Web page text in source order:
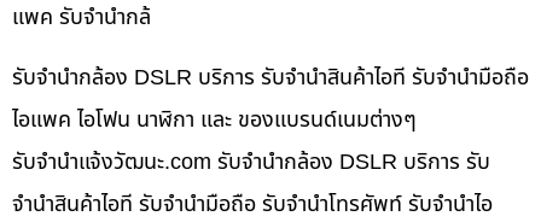
แพค รับจำนำกล้
รับจำนำกล้อง DSLR บริการ รับจำนำสินค้าไอที รับจำนำมือถือ
ไอแพค ไอโฟน นาฬิกา และ ของแบรนด์เนมต่างๆ
รับจํานําแจ้งวัฒนะ.com รับจำนำกล้อง DSLR บริการ รับ
จำนำสินค้าไอที รับจำนำมือถือ รับจำนำโทรศัพท์ รับจำนำไอ